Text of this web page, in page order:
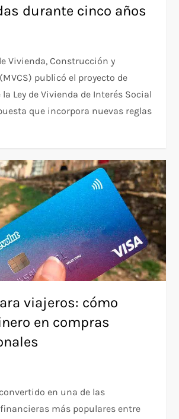
durante cinco años
Vivienda, Construcción y
publicó el proyecto de
Ley de Vivienda de Interés Social
que incorpora nuevas reglas
viajeros: cómo
en compras
en una de las
más populares entre